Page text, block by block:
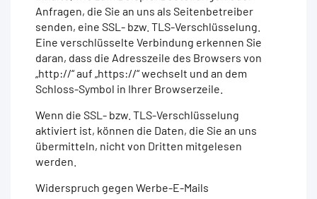
Anfragen, die Sie an uns als Seitenbetreiber
senden, eine SSL- bzw. TLS-Verschlüsselung.
Eine verschlüsselte Verbindung erkennen Sie
daran, dass die Adresszeile des Browsers von
„http://“ auf „https://“ wechselt und an dem
Schloss-Symbol in Ihrer Browserzeile.
Wenn die SSL- bzw. TLS-Verschlüsselung
aktiviert ist, können die Daten, die Sie an uns
übermitteln, nicht von Dritten mitgelesen
werden.
Widerspruch gegen Werbe-E-Mails